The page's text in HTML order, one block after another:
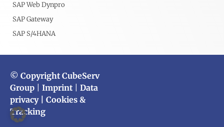
SAP Web Dynpro
SAP Gateway
SAP S/4HANA
© Copyright CubeServ
Group
Imprint
Data
privacy| Cookies &
Tracking